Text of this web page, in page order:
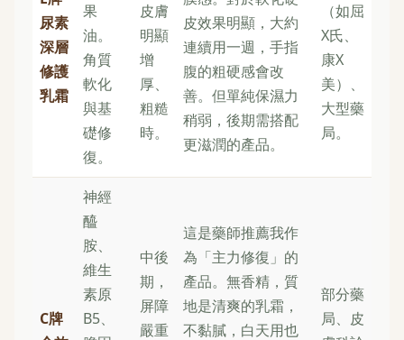
尿素
深層
修護
乳霜
果
油。
角質
軟化
與基
礎修
復。
皮膚
明顯
增
厚、
粗糙
時。
皮效果明顯，大約
連續用一週，手指
腹的粗硬感會改
善。但單純保濕力
稍弱，後期需搭配
更滋潤的產品。
（如屈
X氏、
康X
美）、
大型藥
局。
C牌
神經
醯
胺、
維生
素原
B5、
中後
期，
屏障
嚴重
這是藥師推薦我作
為「主力修復」的
產品。無香精，質
地是清爽的乳霜，
不黏膩，白天用也
部分藥
局、皮